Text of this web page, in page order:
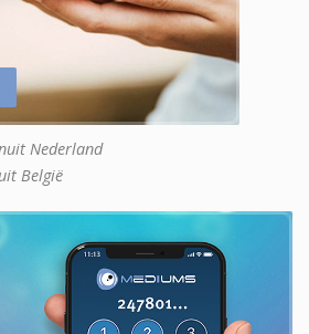
Nederland
België